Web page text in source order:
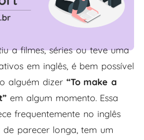
a filmes, séries ou teve uma
em inglês, é bem possível
alguém dizer “To make a
em algum momento. Essa
frequentemente no inglês
parecer longa, tem um